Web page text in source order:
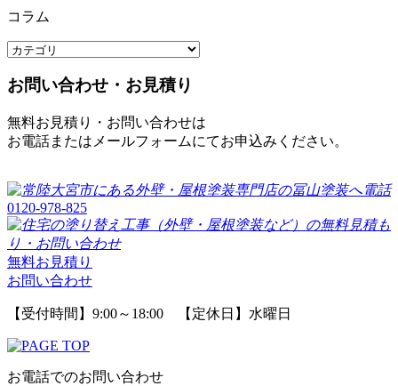
コラム
お問い合わせ・お見積り
無料お見積り・お問い合わせは
お電話またはメールフォームにてお申込みください。
0120-978-825
無料お見積り
お問い合わせ
【受付時間】9:00～18:00 【定休日】水曜日
お電話でのお問い合わせ